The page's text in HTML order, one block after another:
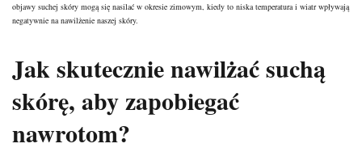
objawy suchej skóry mogą się nasilać w okresie zimowym, kiedy to niska temperatura i wiatr wpływają
negatywnie na nawilżenie naszej skóry.
Jak skutecznie nawilżać suchą
skórę, aby zapobiegać
nawrotom?